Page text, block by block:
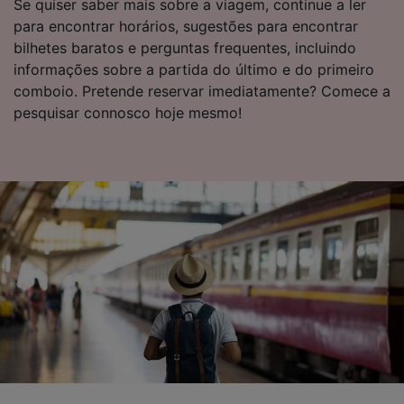
Se quiser saber mais sobre a viagem, continue a ler
para encontrar horários, sugestões para encontrar
bilhetes baratos e perguntas frequentes, incluindo
informações sobre a partida do último e do primeiro
comboio. Pretende reservar imediatamente? Comece a
pesquisar connosco hoje mesmo!